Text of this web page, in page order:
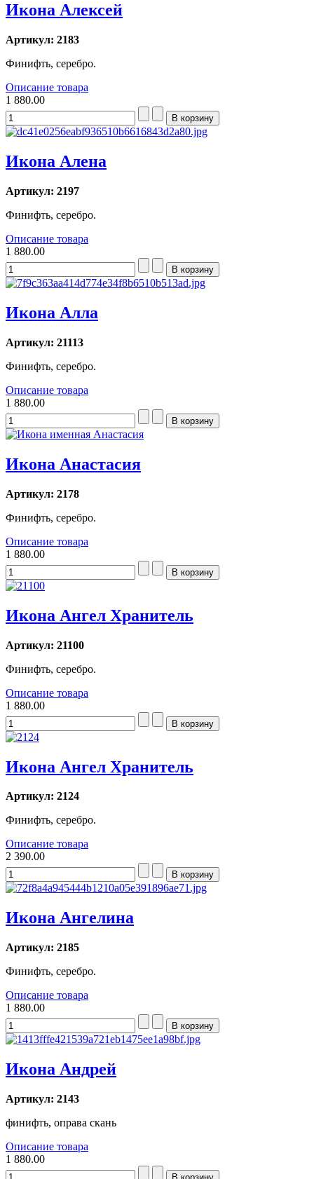
Икона Алексей
Артикул: 2183
Финифть, серебро.
Описание товара
1 880.00
Икона Алена
Артикул: 2197
Финифть, серебро.
Описание товара
1 880.00
Икона Алла
Артикул: 21113
Финифть, серебро.
Описание товара
1 880.00
Икона Анастасия
Артикул: 2178
Финифть, серебро.
Описание товара
1 880.00
Икона Ангел Хранитель
Артикул: 21100
Финифть, серебро.
Описание товара
1 880.00
Икона Ангел Хранитель
Артикул: 2124
Финифть, серебро.
Описание товара
2 390.00
Икона Ангелина
Артикул: 2185
Финифть, серебро.
Описание товара
1 880.00
Икона Андрей
Артикул: 2143
финифть, оправа скань
Описание товара
1 880.00